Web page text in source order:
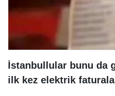
İstanbullular bunu da
ilk kez elektrik